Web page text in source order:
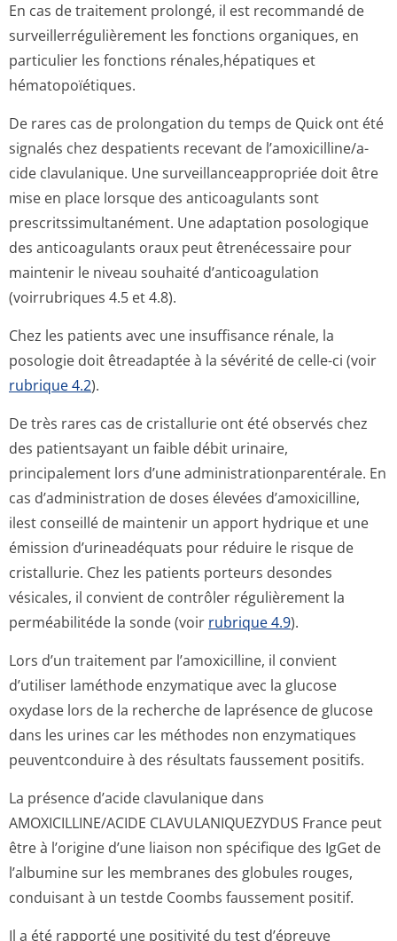
En cas de traitement prolongé, il est recommandé de
surveillerrégu­lièrement les fonctions organiques, en
particulier les fonctions rénales,hépatiques et
hématopoïétiques.
De rares cas de prolongation du temps de Quick ont été
signalés chez despatients recevant de l’amoxicilline/a­
cide clavulanique. Une surveillanceap­propriée doit être
mise en place lorsque des anticoagulants sont
prescritssimul­tanément. Une adaptation posologique
des anticoagulants oraux peut êtrenécessaire pour
maintenir le niveau souhaité d’anticoagulation
(voirrubriques 4.5 et 4.8).
Chez les patients avec une insuffisance rénale, la
posologie doit êtreadaptée à la sévérité de celle-ci (voir
rubrique 4.2).
De très rares cas de cristallurie ont été observés chez
des patientsayant un faible débit urinaire,
principalement lors d’une administration­parentérale. En
cas d’administration de doses élevées d’amoxicilline,
ilest conseillé de maintenir un apport hydrique et une
émission d’urineadéquats pour réduire le risque de
cristallurie. Chez les patients porteurs desondes
vésicales, il convient de contrôler régulièrement la
perméabilitéde la sonde (voir rubrique 4.9).
Lors d’un traitement par l’amoxicilline, il convient
d’utiliser laméthode enzymatique avec la glucose
oxydase lors de la recherche de laprésence de glucose
dans les urines car les méthodes non enzymatiques
peuventconduire à des résultats faussement positifs.
La présence d’acide clavulanique dans
AMOXICILLINE/ACIDE CLAVULANIQUEZYDUS France peut
être à l’origine d’une liaison non spécifique des IgGet de
l’albumine sur les membranes des globules rouges,
conduisant à un testde Coombs faussement positif.
Il a été rapporté une positivité du test d’épreuve